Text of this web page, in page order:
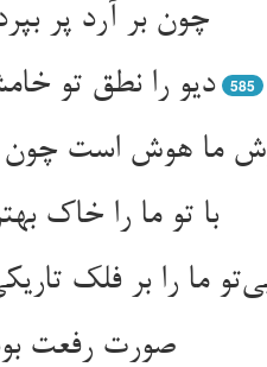
چون بر آرد پر
دیو را نطق تو
585
با تو ما را خاک بهتر از فلک ** ای سماک از تو منور تا سمک‌‌
صورت رفعت